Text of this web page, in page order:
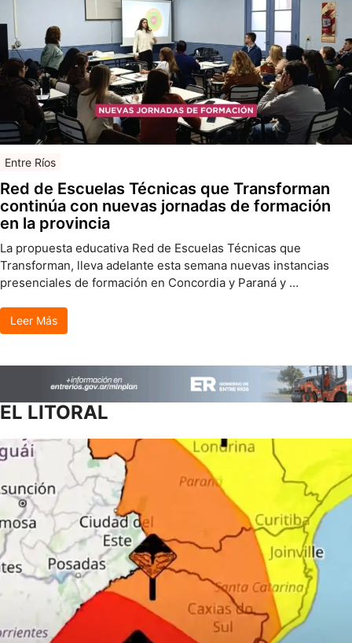
Entre Ríos
Red de Escuelas Técnicas que Transforman
continúa con nuevas jornadas de formación
en la provincia
La propuesta educativa Red de Escuelas Técnicas que
Transforman, lleva adelante esta semana nuevas instancias
presenciales de formación en Concordia y Paraná y …
Leer Más
EL LITORAL